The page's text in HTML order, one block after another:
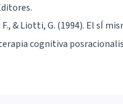
F., & Liotti, G. (1994). El sÍ
cognitiva